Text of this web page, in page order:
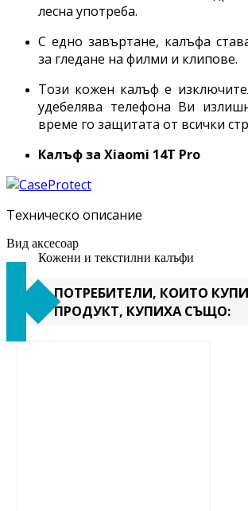
лесна употреба.
С едно завъртане, калъфа
за гледане на филми и клипове.
Този кожен калъф е
удебелява телефона Ви
време го защитата от всички
Калъф за Xiaomi 14T Pro
Техническо описание
Вид аксесоар
Кожени и текстилни калъфи
ПОТРЕБИТЕЛИ, КОИТО
ПРОДУКТ, КУПИХА СЪЩО: